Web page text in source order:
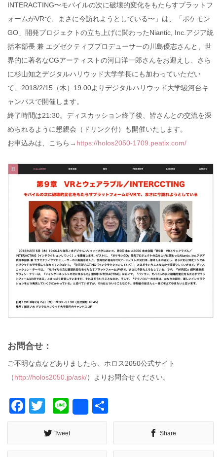
INTERACTING〜モバイルの次に破壊的変化をもたらすプラットフ
ォームがVRで、まさに今訪れようとしている〜」は、「ポケモン
GO」開発プロジェクトの立ち上げに関わったNiantic, Inc.アジア統
括本部長 兼 エグゼクティブプロデューサーの川島優志さんと、世
界的に著名なCGアーティストの河口洋一郎さんをお迎えし、さら
に杉山知之デジタルハリウッド大学学長にも加わっていただい
て、2018/2/15（木）19:00よりデジタルハリウッド大学駿河台キ
ャンパスで開催します。
終了時間は21:30。ディスカッション終了後、皆さんとの交流を深
められるように懇親会（ドリンク付）も開催いたします。
お申込みは、こちら→ https://holos2050-1709.peatix.com/
お問合せ：
ご不明な点などありましたら、ホロス2050公式サイト
（http://holos2050.jp/ask/）よりお問合せください。
Facebook
Twitter
LineShare
有
Tweet Share